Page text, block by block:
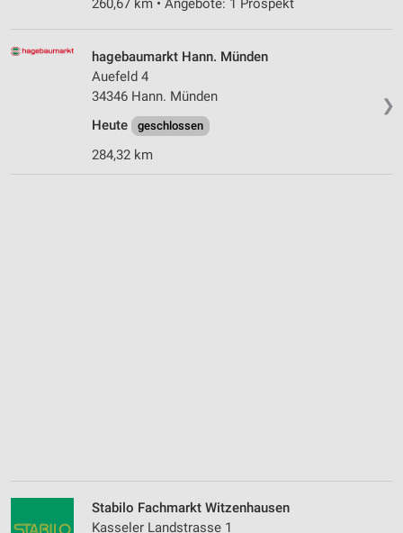
❯
hagebaumarkt Hann. Münden
Auefeld 4
34346 Hann. Münden
Heute
geschlossen
284,32 km
Stabilo Fachmarkt Witzenhausen
Kasseler Landstrasse 1